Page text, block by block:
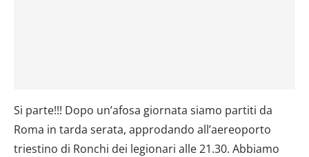
Si parte!!! Dopo un’afosa giornata siamo partiti da
Roma in tarda serata, approdando all’aereoporto
triestino di Ronchi dei legionari alle 21.30. Abbiamo